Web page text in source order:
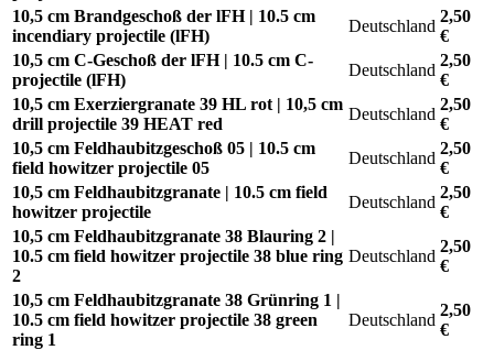
10,5 cm Brandgeschoß der lFH | 10.5 cm
incendiary projectile (lFH)
Deutschland
2,50
€
10,5 cm C-Geschoß der lFH | 10.5 cm C-
projectile (lFH)
Deutschland
2,50
€
10,5 cm Exerziergranate 39 HL rot | 10,5 cm
drill projectile 39 HEAT red
Deutschland
2,50
€
10,5 cm Feldhaubitzgeschoß 05 | 10.5 cm
field howitzer projectile 05
Deutschland
2,50
€
10,5 cm Feldhaubitzgranate | 10.5 cm field
howitzer projectile
Deutschland
2,50
€
10,5 cm Feldhaubitzgranate 38 Blauring 2 |
10.5 cm field howitzer projectile 38 blue ring
2
Deutschland
2,50
€
10,5 cm Feldhaubitzgranate 38 Grünring 1 |
10.5 cm field howitzer projectile 38 green
ring 1
Deutschland
2,50
€